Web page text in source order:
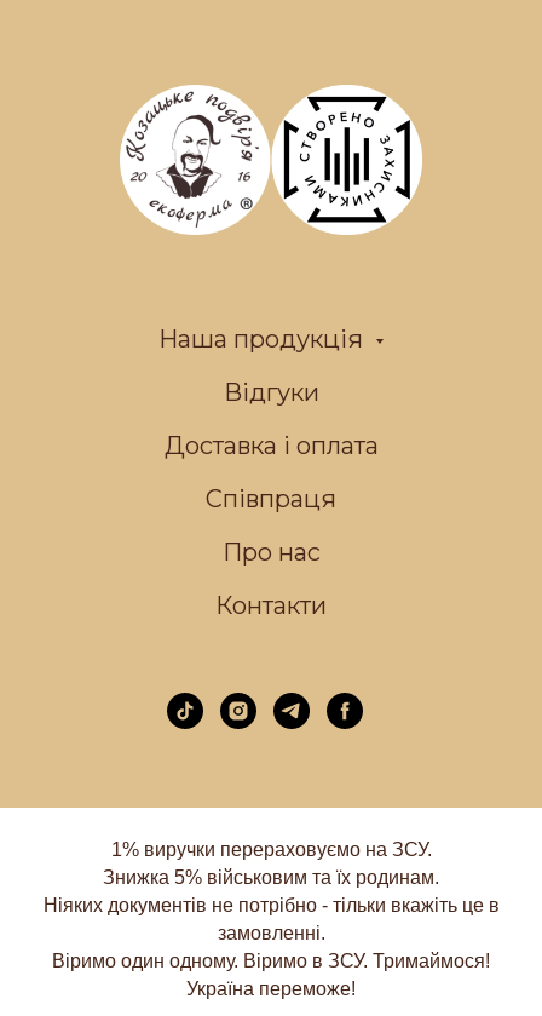
Наша продукція
Відгуки
Доставка і оплата
Співпраця
Про нас
Контакти
1% виручки перераховуємо на ЗСУ.
Знижка 5% військовим та їх родинам.
Ніяких документів не потрібно - тільки вкажіть це в
замовленні.
Віримо один одному. Віримо в ЗСУ. Тримаймося!
Україна переможе!